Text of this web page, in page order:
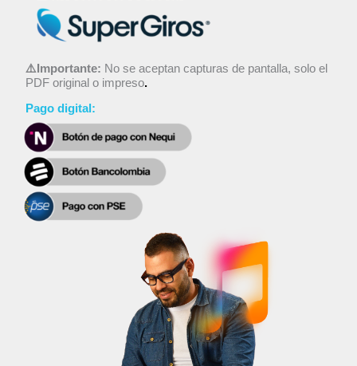
⚠️Importante: No se aceptan capturas de pantalla, solo el
PDF original o impreso.
Pago digital: